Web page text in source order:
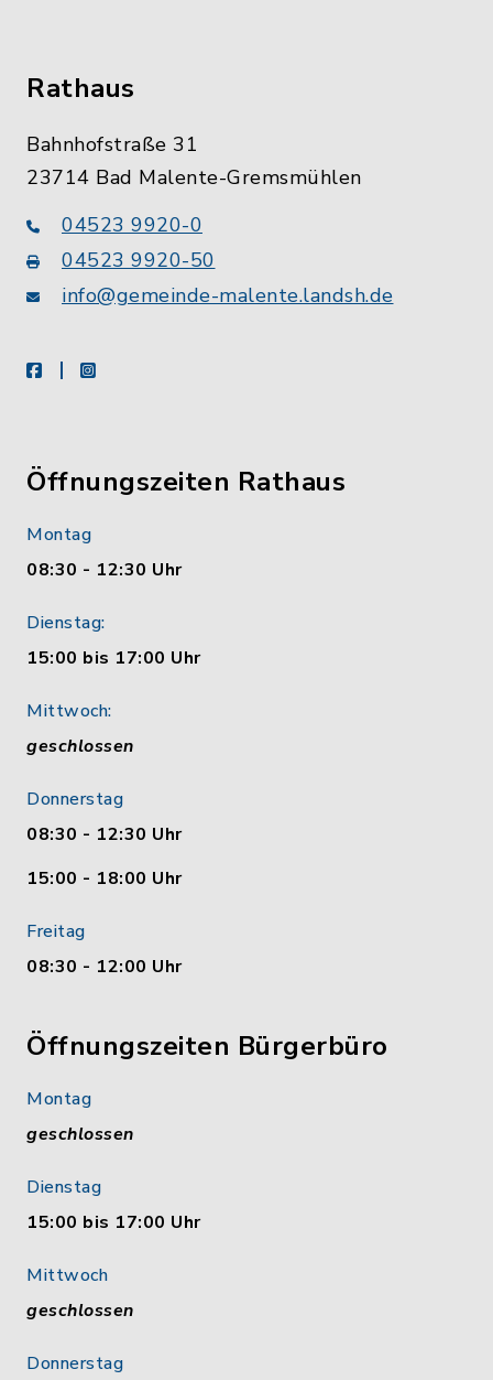
Rathaus
Bahnhofstraße 31
23714 Bad Malente-Gremsmühlen
04523 9920-0
04523 9920-50
info@gemeinde-malente.landsh.de
facebookinstagram
Öffnungszeiten Rathaus
Montag
08:30 - 12:30 Uhr
Dienstag:
15:00 bis 17:00 Uhr
Mittwoch:
geschlossen
Donnerstag
08:30 - 12:30 Uhr
15:00 - 18:00 Uhr
Freitag
08:30 - 12:00 Uhr
Öffnungszeiten Bürgerbüro
Montag
geschlossen
Dienstag
15:00 bis 17:00 Uhr
Mittwoch
geschlossen
Donnerstag